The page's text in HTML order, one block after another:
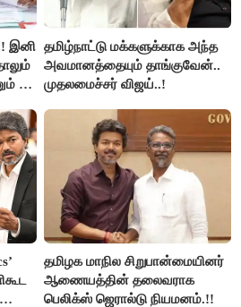
இனி
-
தமிழ்நாட்டு மக்களுக்காக அந்த
அவமானத்தையும் தாங்குவேன்..
முதலமைச்சர் விஜய்..!
தமிழக மாநில சிறுபான்மையினர்
ஆணையத்தின் தலைவராக
பெலிக்ஸ் ஜெரால்டு நியமனம்.!!